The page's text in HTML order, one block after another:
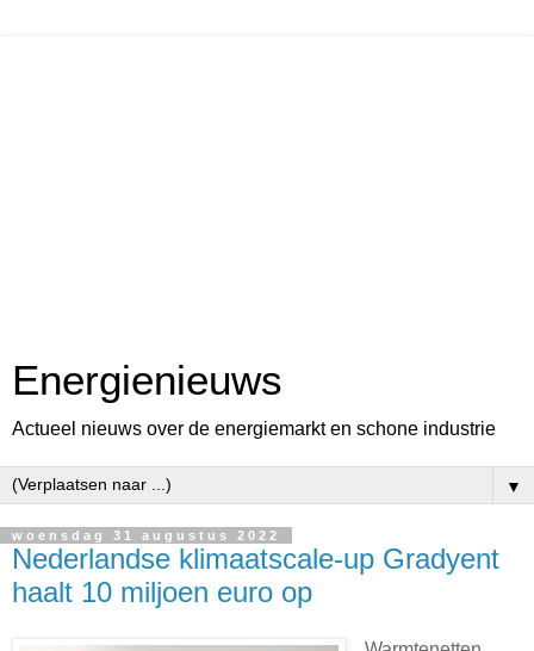
Energienieuws
Actueel nieuws over de energiemarkt en schone industrie
▼
woensdag 31 augustus 2022
Nederlandse klimaatscale-up Gradyent
haalt 10 miljoen euro op